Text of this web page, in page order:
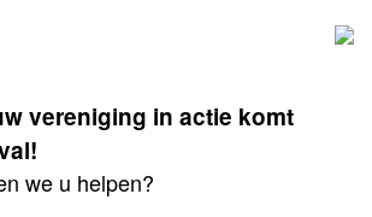
vereniging in actie komt
we u helpen?